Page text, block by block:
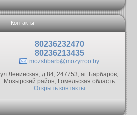
Контакты
80236232470
80236213435
mozshbarb@mozyrroo.by
ул.Ленинская, д.84, 247753, аг. Барбаров,
Мозырский район, Гомельская область
Открыть контакты